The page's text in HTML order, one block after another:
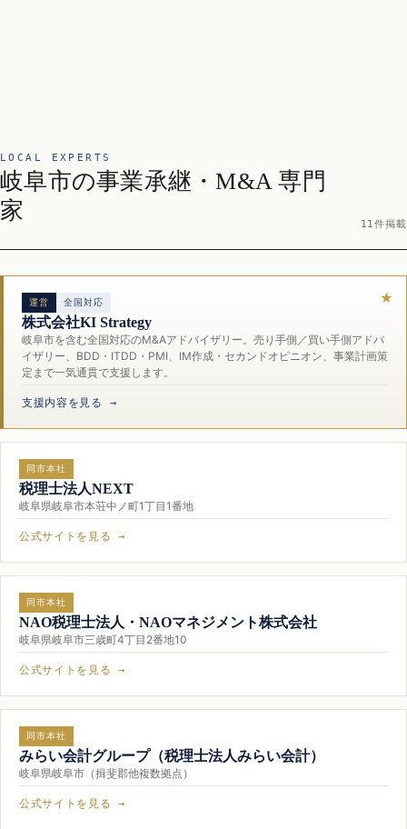
LOCAL EXPERTS
岐阜市の事業承継・M&A 専門
家
11件掲載
運営 全国対応
株式会社KI Strategy
岐阜市を含む全国対応のM&Aアドバイザリー。売り手側／買い手側アドバ
イザリー、BDD・ITDD・PMI、IM作成・セカンドオピニオン、事業計画策
定まで一気通貫で支援します。
支援内容を見る →
同市本社
税理士法人NEXT
岐阜県岐阜市本荘中ノ町1丁目1番地
公式サイトを見る →
同市本社
NAO税理士法人・NAOマネジメント株式会社
岐阜県岐阜市三歳町4丁目2番地10
公式サイトを見る →
同市本社
みらい会計グループ（税理士法人みらい会計）
岐阜県岐阜市（揖斐郡他複数拠点）
公式サイトを見る →